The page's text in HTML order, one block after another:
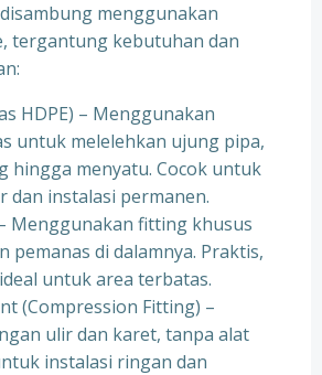
menggunakan
tergantung kebutuhan dan
HDPE) – Menggunakan
untuk melelehkan ujung pipa,
hingga menyatu. Cocok untuk
dan instalasi permanen.
Menggunakan fitting khusus
pemanas di dalamnya. Praktis,
untuk area terbatas.
(Compression Fitting) –
ulir dan karet, tanpa alat
instalasi ringan dan